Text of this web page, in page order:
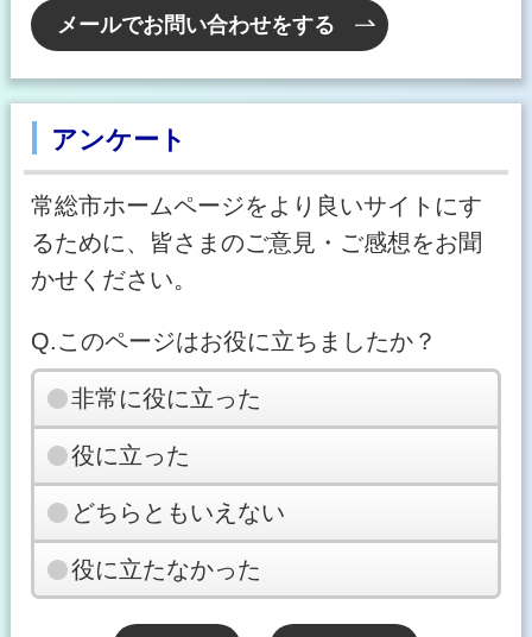
メールでお問い合わせをする
アンケート
常総市ホームページをより良いサイトにす
るために、皆さまのご意見・ご感想をお聞
かせください。
Q.このページはお役に立ちましたか？
非常に役に立った
役に立った
どちらともいえない
役に立たなかった